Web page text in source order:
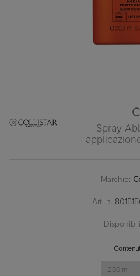
Spray
Marchio:
Art. n.